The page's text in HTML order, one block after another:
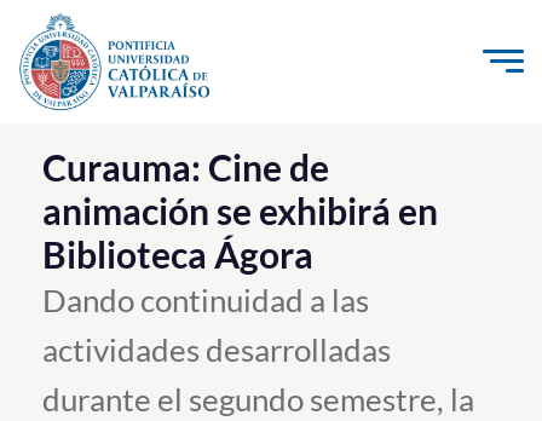
Click acá para ir directamente al contenido
La Universidad
Investigación, Creación e Innovación
PUCV Internacional
Vinculación con el Medio
Admisión
Curauma: Cine de
animación se exhibirá en
Biblioteca Ágora
Dando continuidad a las
actividades desarrolladas
durante el segundo semestre, la